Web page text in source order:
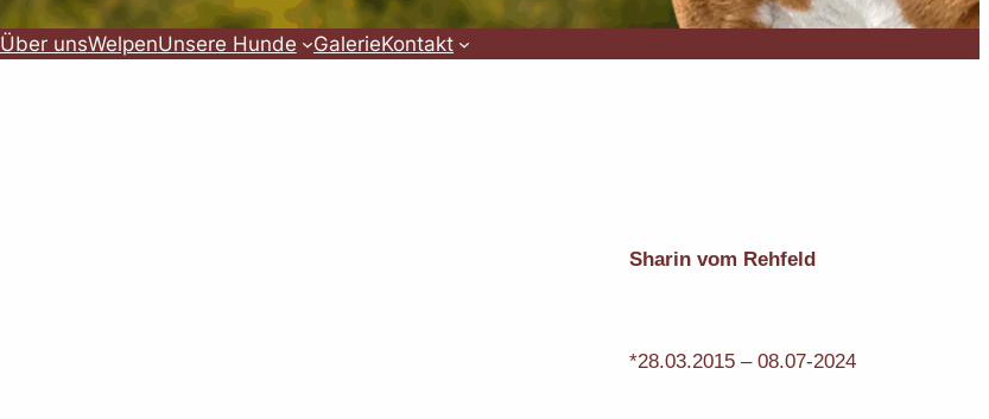
Über unsWelpenUnsere Hunde GalerieKontakt
Sharin vom Rehfeld
*28.03.2015 – 08.07-2024